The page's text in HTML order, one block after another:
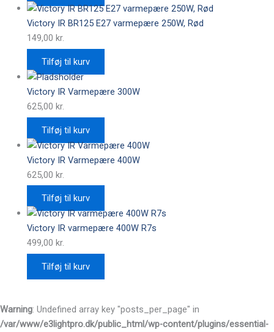
Victory IR BR125 E27 varmepære 250W, Rød
149,00 kr.
Tilføj til kurv
Victory IR Varmepære 300W
625,00 kr.
Tilføj til kurv
Victory IR Varmepære 400W
625,00 kr.
Tilføj til kurv
Victory IR varmepære 400W R7s
499,00 kr.
Tilføj til kurv
Warning: Undefined array key "posts_per_page" in
/var/www/e3lightpro.dk/public_html/wp-content/plugins/essential-